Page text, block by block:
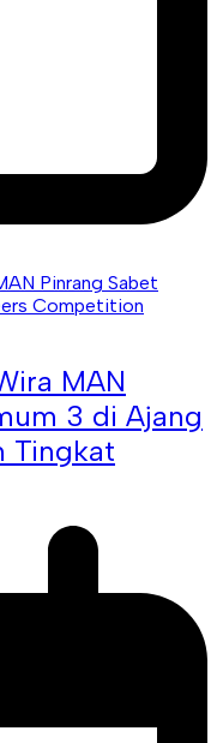
MAN
3 di Ajang
Tingkat